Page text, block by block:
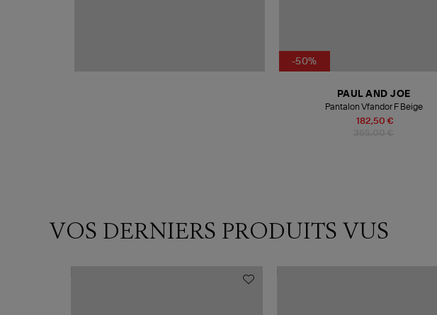
-50%
182,50 €
PAUL AND JOE
Pantalon Vfandor F Beige
VOS DERNIERS PRODUITS VUS